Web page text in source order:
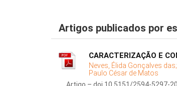
Artigos publicados por
CARACTERIZAÇÃO E
Neves, Élida Gonçalves das;
Paulo César de Matos